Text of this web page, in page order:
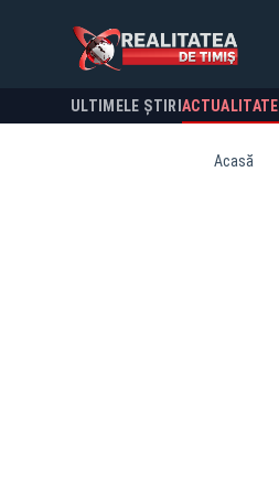
ULTIMELE ȘTIRI ACTUALITATE
Acasă